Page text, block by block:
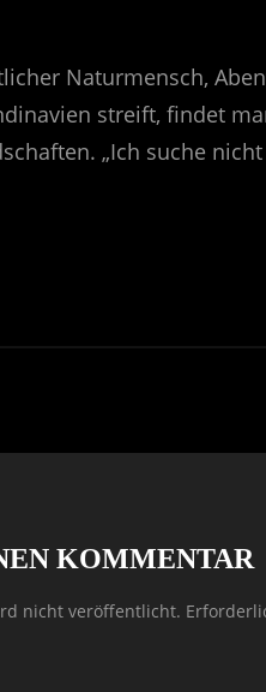
Naturmensch,
streift, findet
„Ich suche
KOMMENTAR
nicht veröffentlicht.